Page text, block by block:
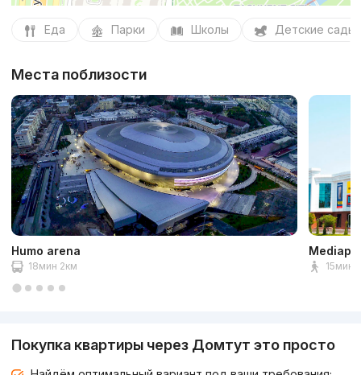
Еда Парки Школы Детские сады
Места поблизости
Humo arena
18мин 2км 15мин
Покупка квартиры через Домтут это просто